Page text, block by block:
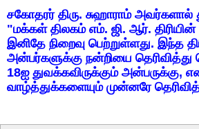
சகோதரர் திரு. சுஹாராம் அவர்களால்
"மக்கள் திலகம் எம். ஜி. ஆர்.
இனிதே நிறைவு பெற்றுள்ளது. இந்த
அன்பர்களுக்கு நன்றியை
18ஐ துவக்கவிருக்கும் அன்பருக்கு,
வாழ்த்துக்களையும் முன்னரே